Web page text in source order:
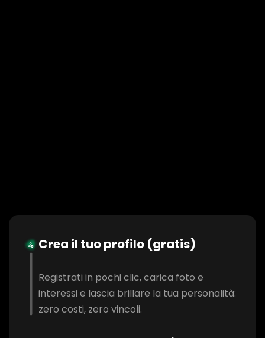
Crea il tuo profilo (gratis)
Registrati in pochi clic, carica foto e
interessi e lascia brillare la tua personalità:
zero costi, zero vincoli.